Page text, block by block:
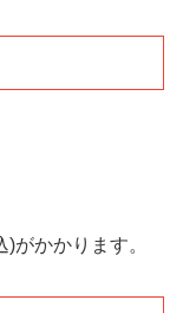
がかかります。